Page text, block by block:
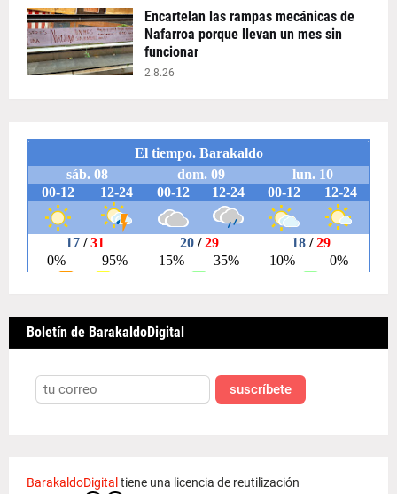
Encartelan las rampas mecánicas de
Nafarroa porque llevan un mes sin
funcionar
2.8.26
Boletín de BarakaldoDigital
suscríbete
BarakaldoDigital tiene una licencia de reutilización